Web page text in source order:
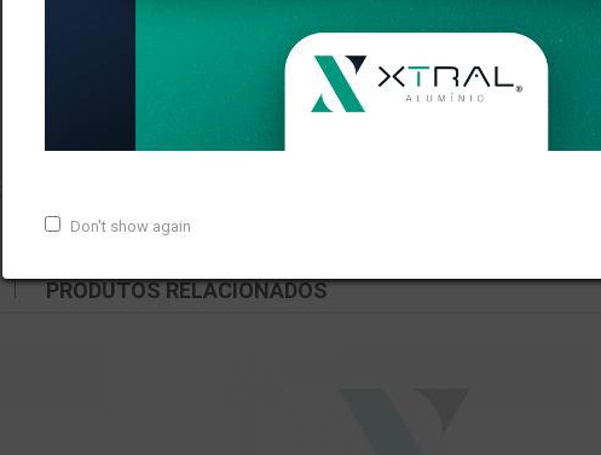
Don't show again
DESCRIÇÃO COMENTÁRIOS (0)
peso linear de 0,135kg/m.
PRODUTOS RELACIONADOS